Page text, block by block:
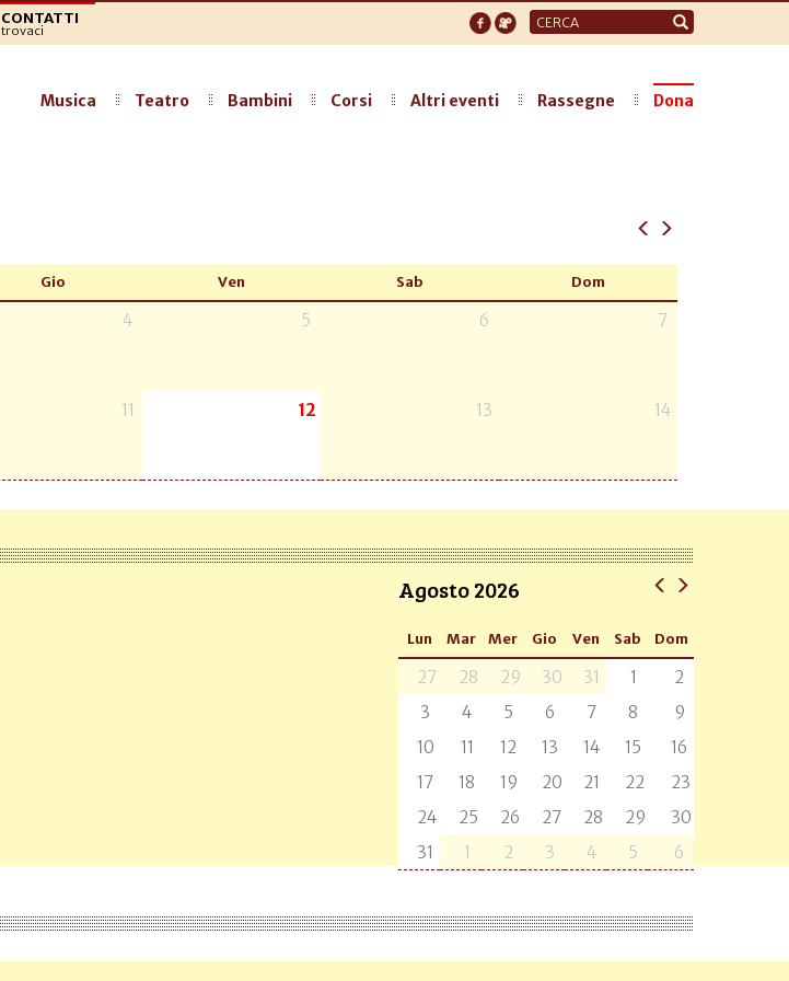
CONTATTI
trovaci
Form
di
Musica Teatro Bambini Corsi Altri eventi Rassegne Dona
Gio Ven Sab Dom
4 5 6 7
11 12 13 14
Agosto 2026
Lun Mar Mer Gio Ven Sab Dom
27 28 29 30 31 1
2
3
4 5 6 7 8
9
10
11 12 13 14 15
16
17
18 19 20 21 22
23
24
25 26 27 28 29
30
31
1 2 3 4 5 6